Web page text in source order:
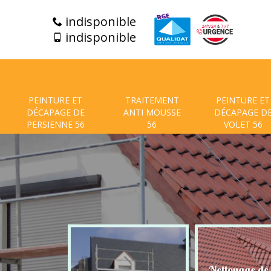
indisponible
indisponible
PEINTURE ET
DÉCAPAGE DE
PERSIENNE 56
TRAITEMENT
ANTI MOUSSE
56
PEINTURE ET
DÉCAPAGE
VOLET 56